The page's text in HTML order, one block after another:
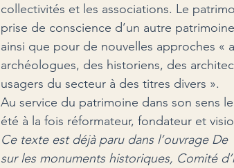
collectivités et les associations. Le
prise de conscience d’un autre
ainsi que pour de nouvelles approches «
archéologues, des historiens, des
usagers du secteur à des titres divers ».
Au service du patrimoine dans son sens
été à la fois réformateur, fondateur et
Ce texte est déjà paru dans l’ouvrage
sur les monuments historiques, Comité